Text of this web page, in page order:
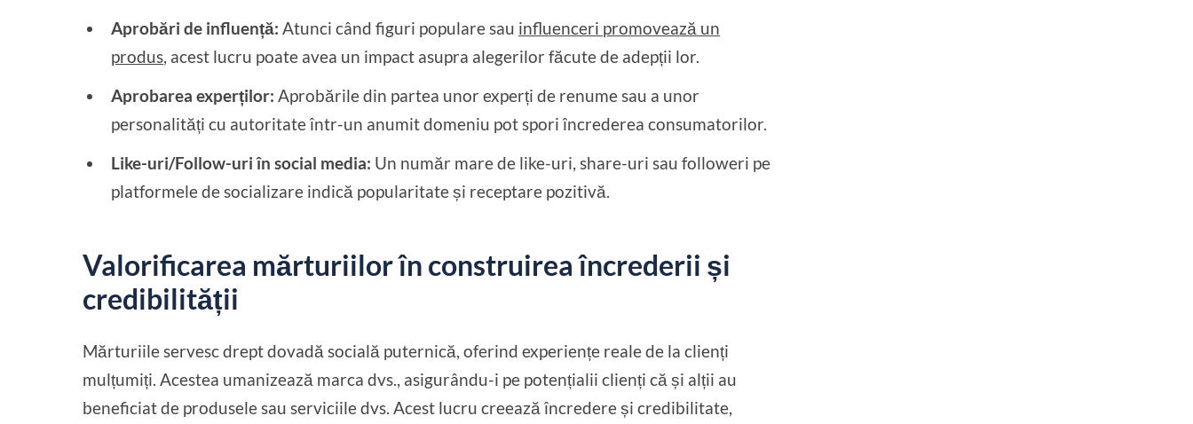
Aprobări de influență: Atunci când figuri populare sau influenceri promovează un
produs , acest lucru poate avea un impact asupra alegerilor făcute de adepții lor.
Aprobarea experților: Aprobările din partea unor experți de renume sau a unor
personalități cu autoritate într-un anumit domeniu pot spori încrederea consumatorilor.
Like-uri/Follow-uri în social media: Un număr mare de like-uri, share-uri sau followeri pe
platformele de socializare indică popularitate și receptare pozitivă.
Valorificarea mărturiilor în construirea încrederii și
credibilității
Mărturiile servesc drept dovadă socială puternică, oferind experiențe reale de la clienți
mulțumiți. Acestea umanizează marca dvs., asigurându-i pe potențialii clienți că și alții au
beneficiat de produsele sau serviciile dvs. Acest lucru creează încredere și credibilitate,